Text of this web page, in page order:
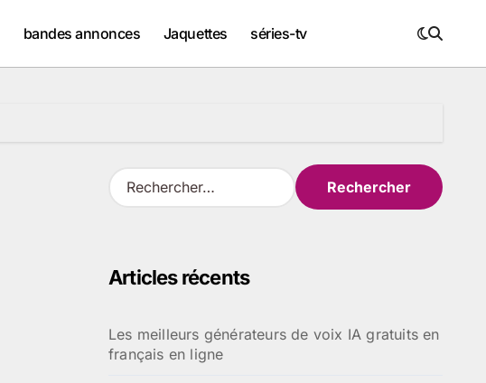
bandes annonces Jaquettes séries-tv
R
e
r
e
r
Articles récents
Les meilleurs générateurs de voix IA gratuits en
français en ligne